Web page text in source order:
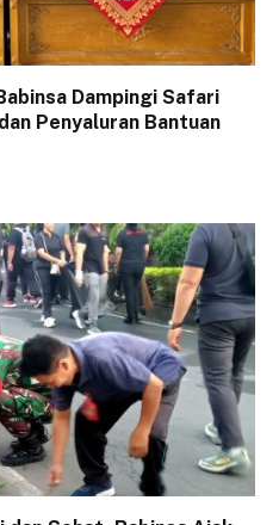
Dampingi Safari
Penyaluran Bantuan